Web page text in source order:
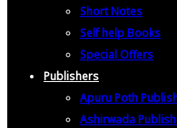
Short Notes
Self help Books
Special Offers
Publishers
Apuru Poth
Ashirwada